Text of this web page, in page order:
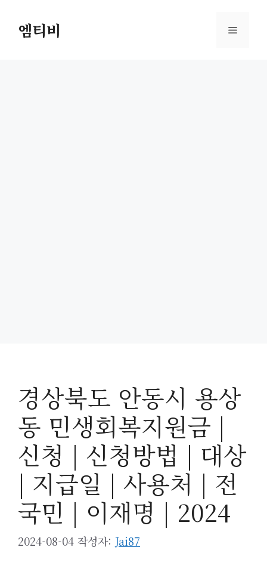
엠티비 메
경상북도 안동시 용상
동 민생회복지원금 |
신청 | 신청방법 | 대상
| 지급일 | 사용처 | 전
국민 | 이재명 | 2024
2024-08-04 작성자: Jai87